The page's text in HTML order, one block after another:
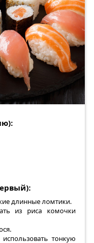
длинные ломтики.
из риса комочки
тонкую